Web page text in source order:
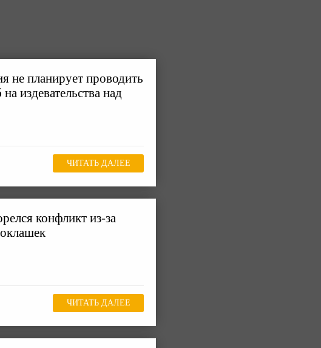
не планирует проводить
издевательства над
ЧИТАТЬ ДАЛЕЕ
конфликт из-за
ЧИТАТЬ ДАЛЕЕ